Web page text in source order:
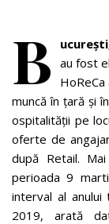
B au fost
muncă în țară și
ospitalității pe
oferte de
după Retail.
perioada 9
interval al
2019, arată